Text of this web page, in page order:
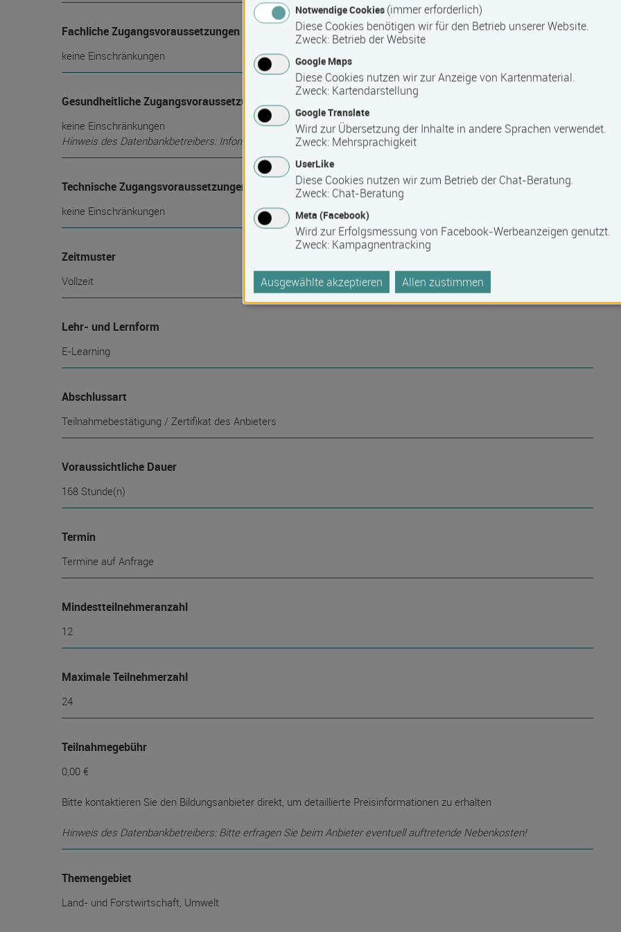
Fachliche Zugangsvoraussetzungen
keine Einschränkungen
Gesundheitliche Zugangsvoraussetzungen
keine Einschränkungen
Hinweis des Datenbankbetreibers: Informationen über die Barrierefreiheit erfragen Sie bitte beim Anbieter.
Technische Zugangsvoraussetzungen
keine Einschränkungen
Zeitmuster
Vollzeit
Lehr- und Lernform
E-Learning
Abschlussart
Teilnahmebestätigung / Zertifikat des Anbieters
Voraussichtliche Dauer
168 Stunde(n)
Termin
Termine auf Anfrage
Mindest­teilnehmer­anzahl
12
Maximale Teilnehmerzahl
24
Teilnahmegebühr
0,00 €
Bitte kontaktieren Sie den Bildungsanbieter direkt, um detaillierte Preisinformationen zu erhalten
Hinweis des Datenbankbetreibers: Bitte erfragen Sie beim Anbieter eventuell auftretende Nebenkosten!
Themengebiet
Land- und Forstwirtschaft, Umwelt
Notwendige Cookies (immer erforderlich)
Diese Cookies benötigen wir für den Betrieb unserer Website.
Zweck: Betrieb der Website
Google Maps
Diese Cookies nutzen wir zur Anzeige von Kartenmaterial.
Zweck: Kartendarstellung
Google Translate
Wird zur Übersetzung der Inhalte in andere Sprachen verwendet.
Zweck: Mehrsprachigkeit
UserLike
Diese Cookies nutzen wir zum Betrieb der Chat-Beratung.
Zweck: Chat-Beratung
Meta (Facebook)
Wird zur Erfolgsmessung von Facebook-Werbeanzeigen genutzt.
Zweck: Kampagnentracking
Ausgewählte akzeptieren Allen zustimmen